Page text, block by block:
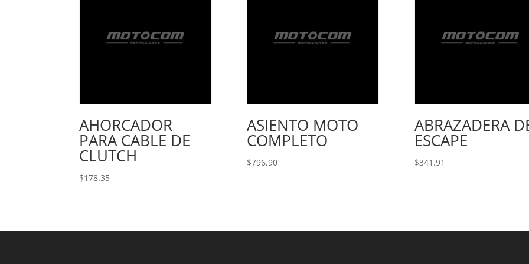
AHORCADOR
PARA CABLE DE
CLUTCH
$178.35
ASIENTO MOTO
COMPLETO
$796.90
ABRAZADERA
ESCAPE
$341.91